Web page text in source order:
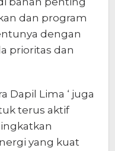
dan program
dengan
prioritas dan
Dapil Lima ‘ juga
terus aktif
yang kuat